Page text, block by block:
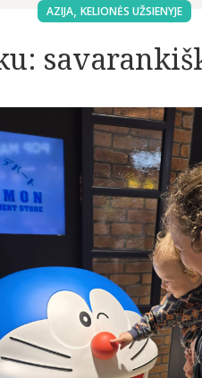
AZIJA, KELIONĖS UŽSIENYJE